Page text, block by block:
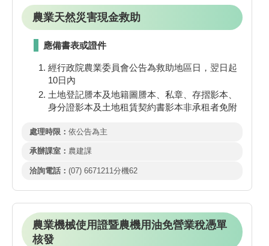
農業天然災害現金救助
應備書表或證件
經行政院農業委員會公告為救助地區日，翌日起
10日內
土地登記謄本及地籍圖謄本、私章、存摺影本、
身分證影本及土地租賃契約書影本非承租者免附
處理時限：依公告為主
承辦課室： 農建課
洽詢電話：(07) 6671211分機62
農業機械使用證暨農機用油免營業稅憑單
核發